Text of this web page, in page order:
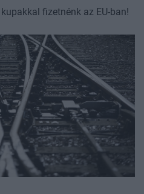
fizetnénk az EU-ban!